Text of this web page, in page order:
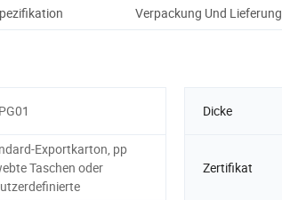
Verpackung Und Lieferung
Dicke
Exportkarton, pp
Taschen oder
Zertifikat